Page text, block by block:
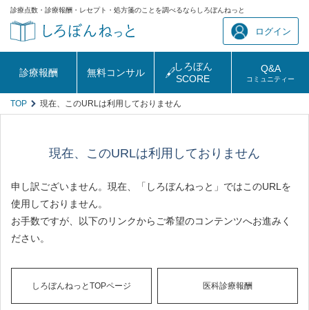
診療点数・診療報酬・レセプト・処方箋のことを調べるならしろぼんねっと
ログイン
診療報酬 無料コンサル
しろぼん
SCORE
Q&A
コミュニティー
TOP 現在、このURLは利用しておりません
現在、このURLは利用しておりません
申し訳ございません。現在、「しろぼんねっと」ではこのURLを
使用しておりません。
お手数ですが、以下のリンクからご希望のコンテンツへお進みく
ださい。
しろぼんねっとTOPページ 医科診療報酬